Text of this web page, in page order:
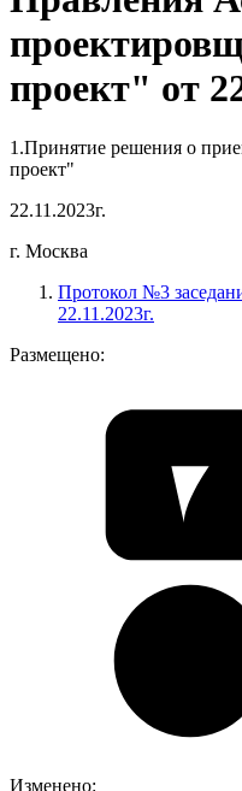
проект" от
1.Принятие решения о
проект"
22.11.2023г.
г. Москва
Протокол №3
22.11.2023г.
Размещено:
Изменено: